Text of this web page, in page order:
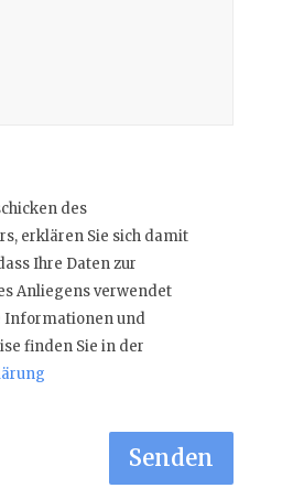
des
erklären Sie sich damit
Ihre Daten zur
Anliegens verwendet
Informationen und
finden Sie in der
Senden